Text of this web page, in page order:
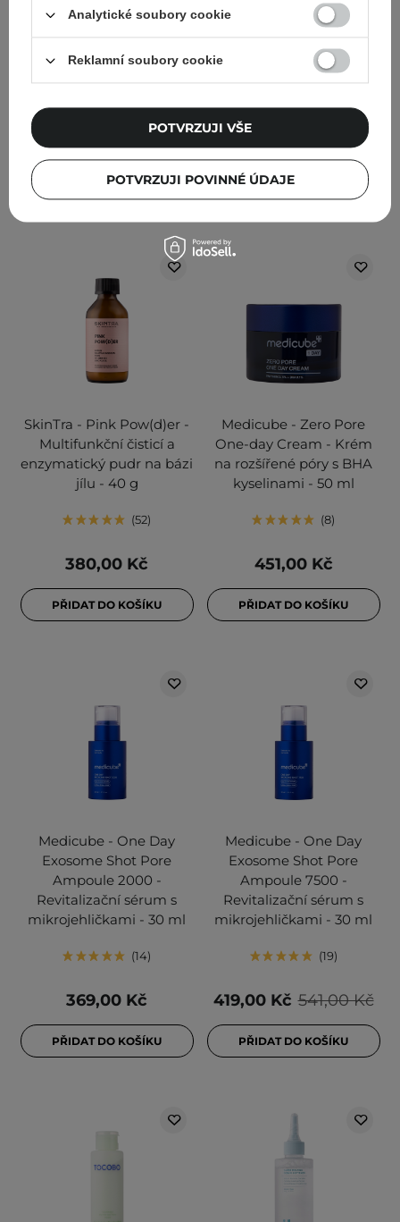
Exfoliating Toner -
ml
595,00 Kč
417,00 Kč
PŘIDAT DO KOŠÍKU
Shot 300 -
Mikrojehličkový booster
na obličej pro zlepšení
textury pleti - 50 ml
865,00 Kč
646,00 Kč
PŘIDAT DO KOŠÍKU
SkinTra - Pink Pow(d)er -
Multifunkční čisticí a
enzymatický pudr na bázi
jílu - 40 g
52
380,00 Kč
PŘIDAT DO KOŠÍKU
Medicube - Zero Pore
One-day Cream - Krém
na rozšířené póry s BHA
kyselinami - 50 ml
8
451,00 Kč
PŘIDAT DO KOŠÍKU
Medicube - One Day
Exosome Shot Pore
Ampoule 2000 -
Revitalizační sérum s
mikrojehličkami - 30 ml
14
369,00 Kč
PŘIDAT DO KOŠÍKU
Medicube - One Day
Exosome Shot Pore
Ampoule 7500 -
Revitalizační sérum s
mikrojehličkami - 30 ml
19
541,00 Kč
419,00 Kč
PŘIDAT DO KOŠÍKU
Analytické soubory cookie
Reklamní soubory cookie
POTVRZUJI POVINNÉ ÚDAJE
POTVRZUJI VŠE